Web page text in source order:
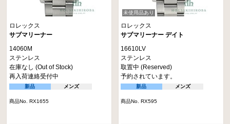
ロレックス
サブマリーナー
14060M
ステンレス
在庫なし (Out of Stock)
再入荷連絡受付中
新品 メンズ
商品No. RX1655
未使用品あり
ロレックス
サブマリーナー デイト
16610LV
ステンレス
取置中 (Reserved)
予約されています。
新品 メンズ
商品No. RX595